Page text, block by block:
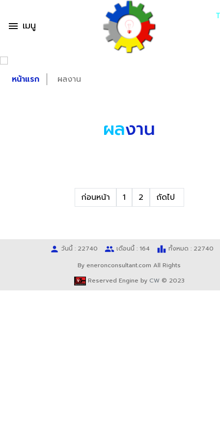
menu เมนู
หน้าแรก ผลงาน
ผลงาน
ก่อนหน้า 1 2 ถัดไป
person วันนี้ : 22740 people เดือนนี้ : 164 leaderboard ทั้งหมด : 22740
By eneronconsultant.com All Rights
Reserved Engine by CW © 2023